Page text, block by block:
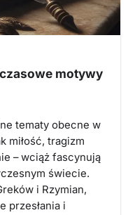
motywy
tematy obecne w
miłość, tragizm
– wciąż fascynują
świecie.
i Rzymian,
przesłania i